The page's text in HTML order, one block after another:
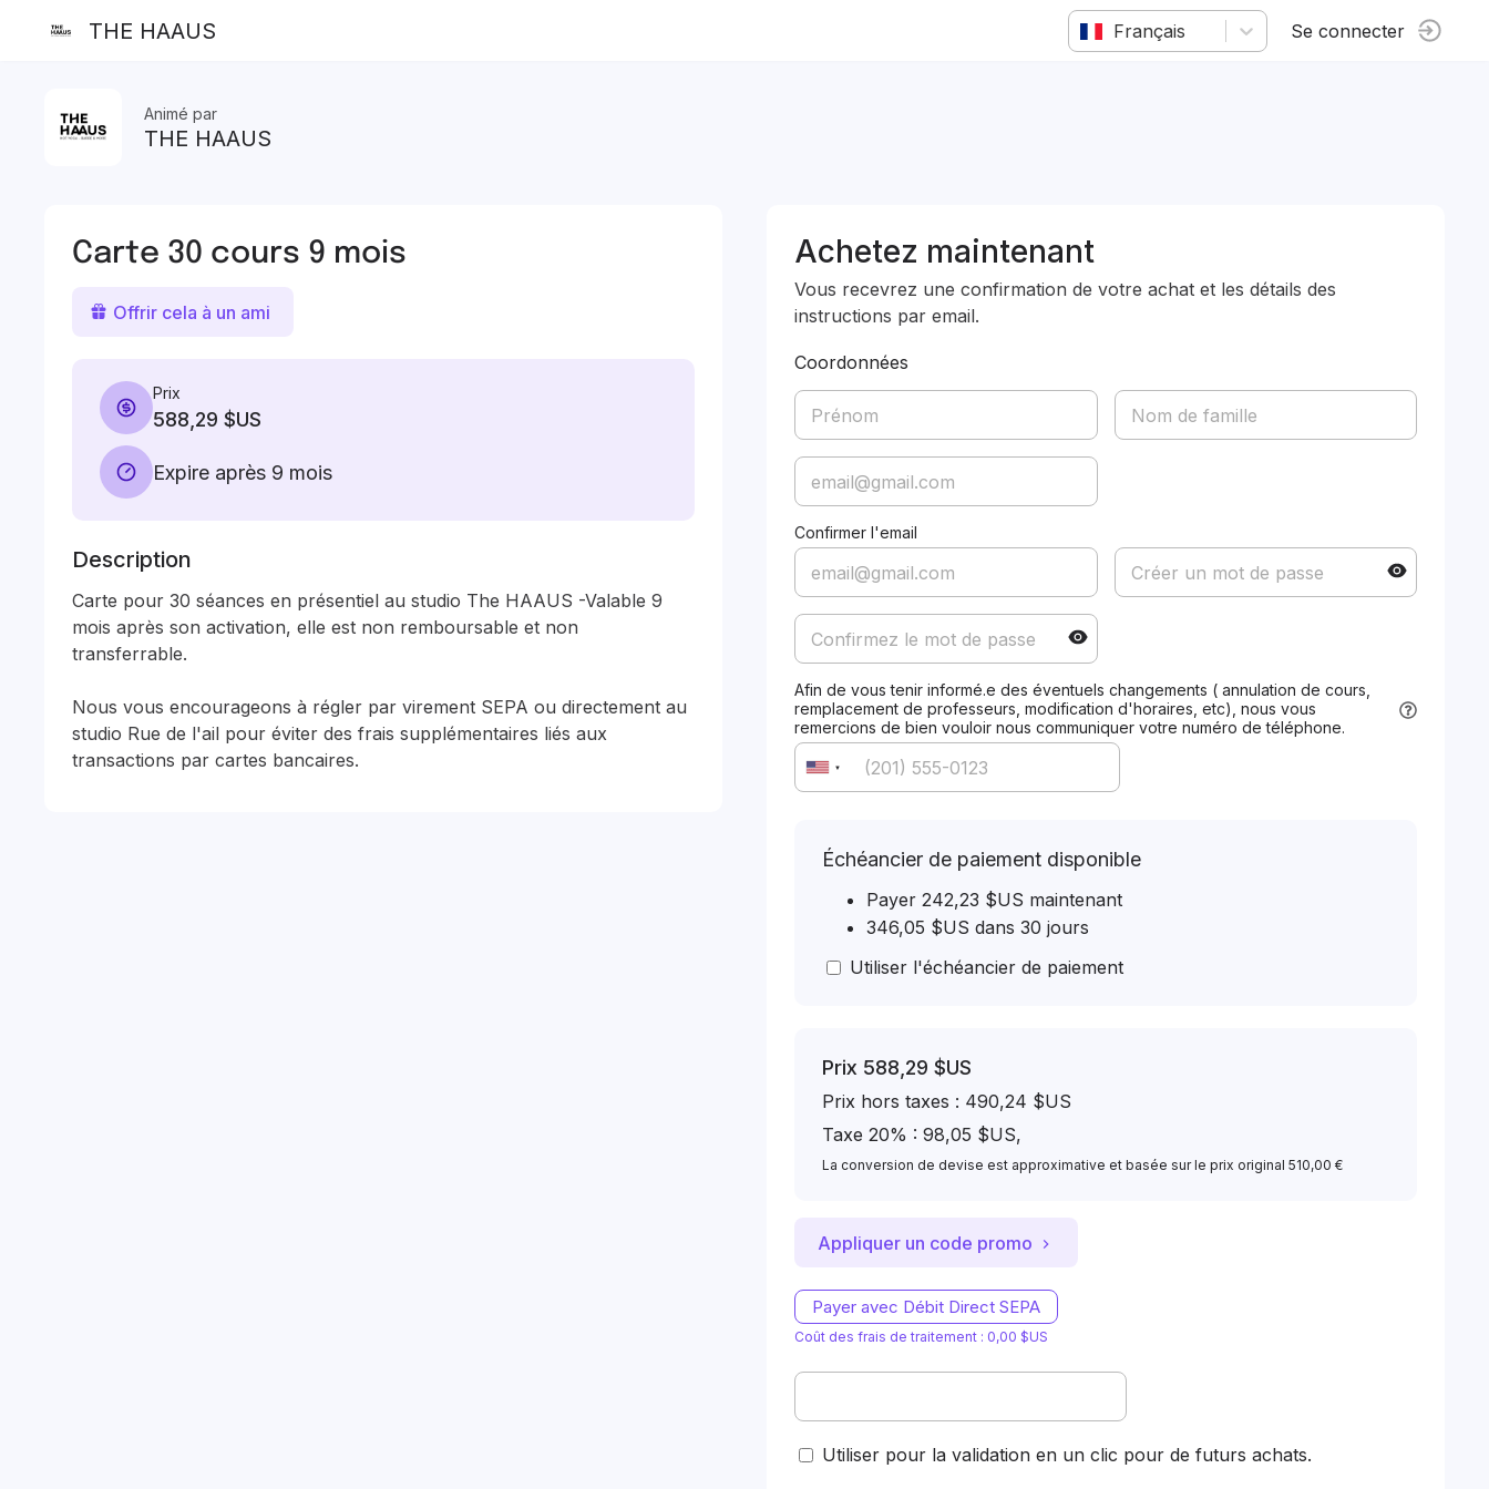
THE HAAUS Français Se connecter
Animé par
THE HAAUS
Carte 30 cours 9 mois
Offrir cela à un ami
Prix
588,29 $US
Expire après 9 mois
Description
Carte pour 30 séances en présentiel au studio The HAAUS -Valable 9
mois après son activation, elle est non remboursable et non
transferrable.
Nous vous encourageons à régler par virement SEPA ou directement au
studio Rue de l'ail pour éviter des frais supplémentaires liés aux
transactions par cartes bancaires.
Achetez maintenant
Vous recevrez une confirmation de votre achat et les détails des
instructions par email.
Coordonnées
Confirmer l'email
Afin de vous tenir informé.e des éventuels changements ( annulation de cours,
remplacement de professeurs, modification d'horaires, etc), nous vous
remercions de bien vouloir nous communiquer votre numéro de téléphone.
Échéancier de paiement disponible
Payer 242,23 $US maintenant
346,05 $US dans 30 jours
Utiliser l'échéancier de paiement
Prix 588,29 $US
Prix ​​hors taxes : 490,24 $US
Taxe 20% : 98,05 $US,
La conversion de devise est approximative et basée sur le prix original 510,00 €
Appliquer un code promo
Payer avec Débit Direct SEPA
Coût des frais de traitement : 0,00 $US
Utiliser pour la validation en un clic pour de futurs achats.